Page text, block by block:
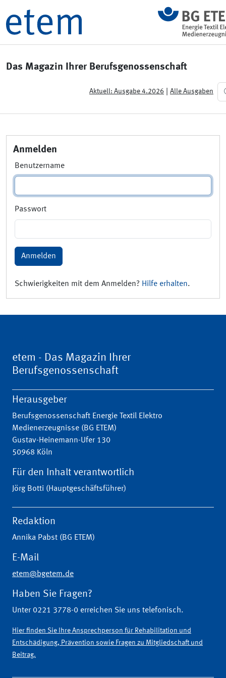
Das Magazin Ihrer Berufsgenossenschaft
Aktuell: Ausgabe 4.2026 Alle Ausgaben
Anmelden
Benutzername
Passwort
Anmelden
Schwierigkeiten mit dem Anmelden? Hilfe erhalten.
etem - Das Magazin Ihrer
Berufsgenossenschaft
Herausgeber
Berufsgenossenschaft Energie Textil Elektro
Medienerzeugnisse (BG ETEM)
Gustav-Heinemann-Ufer 130
50968 Köln
Für den Inhalt verantwortlich
Jörg Botti (Hauptgeschäftsführer)
Redaktion
Annika Pabst (BG ETEM)
E-Mail
etem@bgetem.de
Haben Sie Fragen?
Unter 0221 3778-0 erreichen Sie uns telefonisch.
Hier finden Sie Ihre Ansprechperson für Rehabilitation und
Entschädigung, Prävention sowie Fragen zu Mitgliedschaft und
Beitrag.